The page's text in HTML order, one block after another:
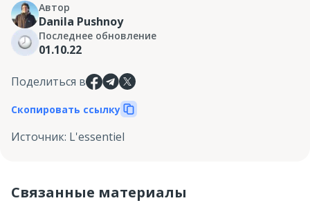
Автор
Danila Pushnoy
Последнее обновление
01.10.22
Поделиться в
Скопировать ссылку
Источник: L'essentiel
Связанные материалы